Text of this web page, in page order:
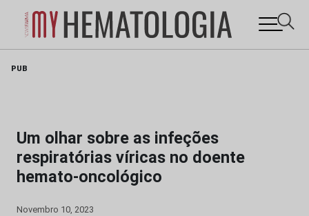
PUB
Um olhar sobre as infeções
respiratórias víricas no doente
hemato-oncológico
Novembro 10, 2023